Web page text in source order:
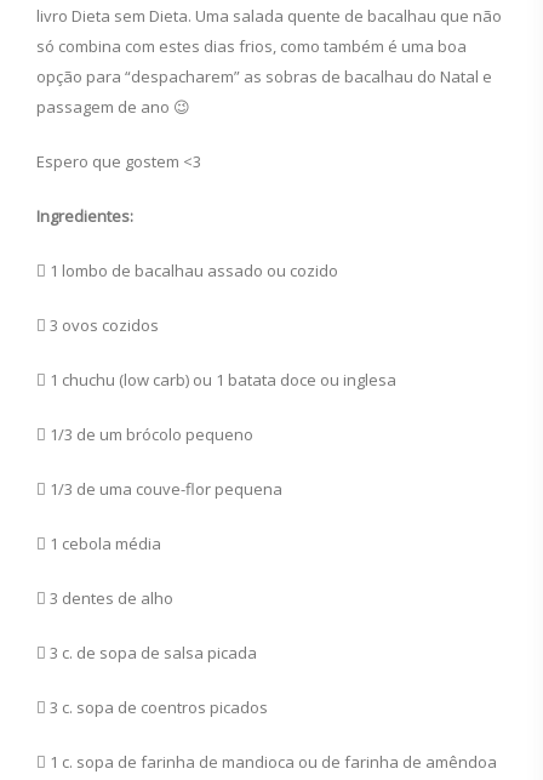
livro Dieta sem Dieta. Uma salada quente de bacalhau que não
só combina com estes dias frios, como também é uma boa
opção para “despacharem” as sobras de bacalhau do Natal e
passagem de ano 😉
Espero que gostem <3
Ingredientes:
 1 lombo de bacalhau assado ou cozido
 3 ovos cozidos
 1 chuchu (low carb) ou 1 batata doce ou inglesa
 1/3 de um brócolo pequeno
 1/3 de uma couve-flor pequena
 1 cebola média
 3 dentes de alho
 3 c. de sopa de salsa picada
 3 c. sopa de coentros picados
 1 c. sopa de farinha de mandioca ou de farinha de amêndoa